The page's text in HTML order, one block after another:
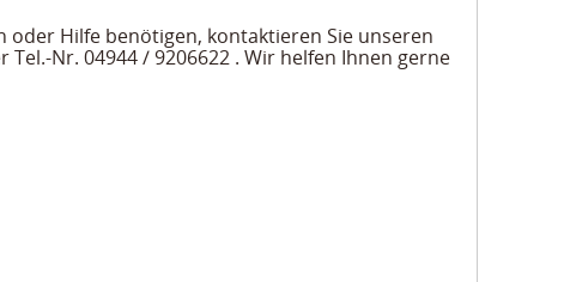
oder Hilfe benötigen, kontaktieren Sie unseren
Nr. 04944 / 9206622 . Wir helfen Ihnen gerne